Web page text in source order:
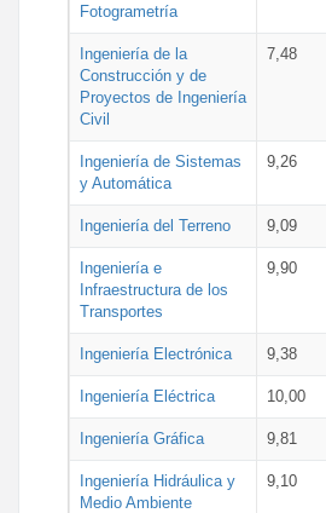
Fotogrametría
Ingeniería de la
Construcción y de
Proyectos de Ingeniería
Civil
7,48
Ingeniería de Sistemas
y Automática
9,26
Ingeniería del Terreno 9,09
Ingeniería e
Infraestructura de los
Transportes
9,90
Ingeniería Electrónica 9,38
Ingeniería Eléctrica 10,00
Ingeniería Gráfica 9,81
Ingeniería Hidráulica y
Medio Ambiente
9,10